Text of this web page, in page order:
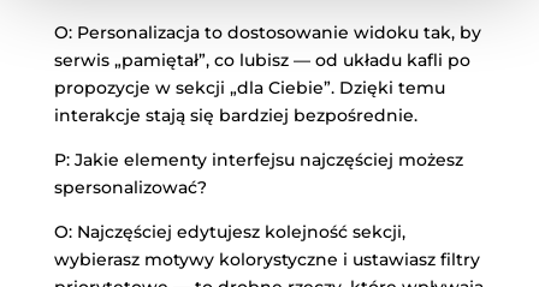
O: Personalizacja to dostosowanie widoku tak, by
serwis „pamiętał”, co lubisz — od układu kafli po
propozycje w sekcji „dla Ciebie”. Dzięki temu
interakcje stają się bardziej bezpośrednie.
P: Jakie elementy interfejsu najczęściej możesz
spersonalizować?
O: Najczęściej edytujesz kolejność sekcji,
wybierasz motywy kolorystyczne i ustawiasz filtry